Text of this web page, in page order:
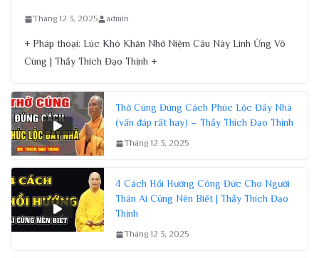
Tháng 12 3, 2025 admin
+ Pháp thoại: Lúc Khó Khăn Nhớ Niệm Câu Này Linh Ứng Vô
Cùng | Thầy Thích Đạo Thịnh +
Thờ Cúng Đúng Cách Phúc Lộc Đầy Nhà
(vấn đáp rất hay) – Thầy Thích Đạo Thịnh
Tháng 12 3, 2025
4 Cách Hồi Hướng Công Đức Cho Người
Thân Ai Cũng Nên Biết | Thầy Thích Đạo
Thịnh
Tháng 12 3, 2025